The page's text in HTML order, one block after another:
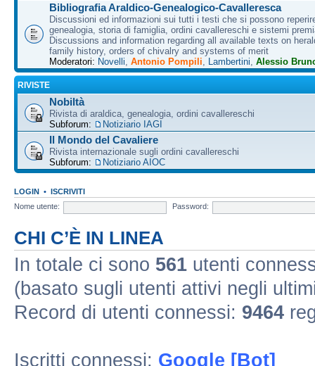
Bibliografia Araldico-Genealogico-Cavalleresca
Discussioni ed informazioni sui tutti i testi che si possono
genealogia, storia di famiglia, ordini cavallereschi e sistemi
Discussions and information regarding all available texts on
family history, orders of chivalry and systems of merit
Moderatori: Novelli Antonio Pompili Lambertini Alessio
RIVISTE
Nobiltà
Rivista di araldica, genealogia, ordini cavallereschi
Subforum:
Notiziario IAGI
Il Mondo del Cavaliere
Rivista internazionale sugli ordini cavallereschi
Subforum:
Notiziario AIOC
LOGIN • ISCRIVITI
Nome utente:
Password:
CHI C’È IN LINEA
In totale ci sono 561 utenti
(basato sugli utenti attivi negli
Record di utenti connessi: 9464
Iscritti connessi: Google [Bot]